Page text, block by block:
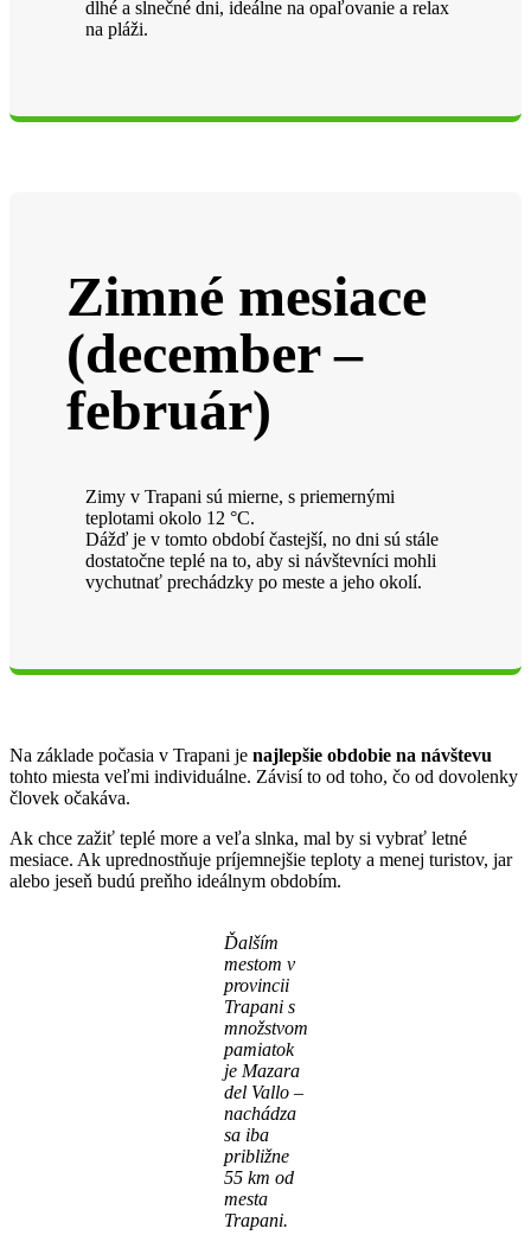
dlhé a slnečné dni, ideálne na opaľovanie a relax
na pláži.
Zimné mesiace
(december –
február)
Zimy v Trapani sú mierne, s priemernými
teplotami okolo 12 °C.
Dážď je v tomto období častejší, no dni sú stále
dostatočne teplé na to, aby si návštevníci mohli
vychutnať prechádzky po meste a jeho okolí.
Na základe počasia v Trapani je najlepšie obdobie na návštevu
tohto miesta veľmi individuálne. Závisí to od toho, čo od dovolenky
človek očakáva.
Ak chce zažiť teplé more a veľa slnka, mal by si vybrať letné
mesiace. Ak uprednostňuje príjemnejšie teploty a menej turistov, jar
alebo jeseň budú preňho ideálnym obdobím.
Ďalším
mestom v
provincii
Trapani s
množstvom
pamiatok
je Mazara
del Vallo –
nachádza
sa iba
približne
55 km od
mesta
Trapani.